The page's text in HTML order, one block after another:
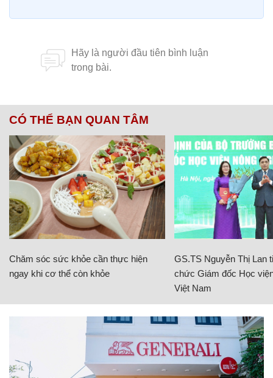
CÓ THỂ BẠN QUAN TÂM
Chăm sóc sức khỏe cần thực hiện
ngay khi cơ thể còn khỏe
GS.TS Nguyễn Thị Lan
chức Giám đốc Học
Việt Nam